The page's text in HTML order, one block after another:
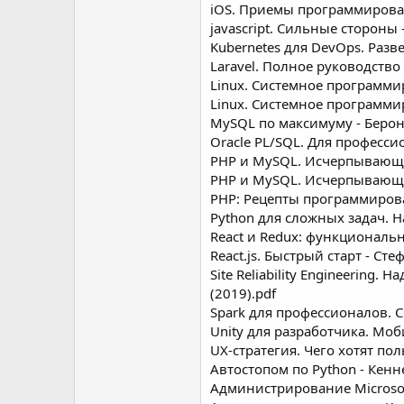
iOS. Приемы
jаvascript. Сильные
Kubernetes для DevOps.
Laravel. Полное
Linux. Системное
Linux. Системное
MySQL по максимуму -
Oracle PL/SQL. Для
PHP и MySQL.
PHP и MySQL.
PHP: Рецепты
Python для сложных задач.
React и Redux:
React.js. Быстрый старт -
Site Reliability Engineering.
(2019).pdf
Spark для профессионалов.
Unity для разработчика.
UX-стратегия. Чего хотят
Автостопом по Python -
Администрирование